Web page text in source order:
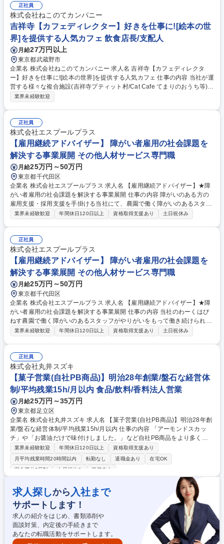
正社員
株式会社ねこのてカンパニー
吉祥寺【カフェディレクター】好きを仕事に![絵本の世
界]を提供する人気カフェ 飲食店長/支配人
月給27万円以上
東京都武蔵野市
企業名 株式会社ねこのてカンパニー 求人名 吉祥寺【カフェディレクタ
ー】好きを仕事に![絵本の世界]を提供する人気カフェ 仕事の内容 当社が運
営する様々な複合施設(吉祥寺プティット村/Cat Cafe てまりのおうち等)に
て、店舗運営業務や、売上向上に向けた施策の立案・実行、業務改善、社
向けた活躍を期待しています。 【変更範囲】変更なし 【当社】猫カフェ
「てまりのおうち」、複合テーマパーク『吉祥寺プティット村』など世界
観溢れるサービスを展開。絵本の世界の裏側は決して楽しいことだけでは
ありませんが、社員一同でお客様第一のサービスを追求しています。 募集
職種 吉祥寺【カフェディレクター】好きを仕事に![絵本の世界]を提供する
人気カフェ
業界未経験歓迎
正社員
株式会社エスプールプラス
【雇用継続アドバイザー】 障がい者雇用の社会課題を
解決する事業展開 その他人材サービス専門職
月給25万円～50万円
東京都千代田区
企業名 株式会社エスプールプラス 求人名 【雇用継続アドバイザー】★障
がい者雇用の社会課題を解決する事業展開 仕事の内容 障がいのある方の
雇用支援・採用支援を手掛ける当社にて、農園で働く障がいのあるスタッ
フが、やりがいをもって働き続けられるよう、参画企業と連携し、雇用継
フの相談対応やサポート■クライアント企業への状況報告や課題改善のサ
ポート （変更の範囲:当社業務全般） 募集職種 【雇用継続アドバイザー】
★障がい者雇用の社会課題を解決する事業展開
業界未経験歓迎 年間休日120日以上 資格取得支援あり 土日祝休み
正社員
株式会社エスプールプラス
【雇用継続アドバイザー】 障がい者雇用の社会課題を
解決する事業展開 その他人材サービス専門職
月給25万円～50万円
東京都千代田区
企業名 株式会社エスプールプラス 求人名 【雇用継続アドバイザー】★障
がい者雇用の社会課題を解決する事業展開 仕事の内容 当社のわーくはぴ
ねす農園で働く障がいのあるスタッフがやりがいをもって働き続けられる
よう、参画企業と連携し、雇用継続のサポートを行うポジションです。
企業への状況報告や課題改善のサポート （変更の範囲:当社業務全般） 募
集職種 【雇用継続アドバイザー】★障がい者雇用の社会課題を解決する事
業展開
業界未経験歓迎 年間休日120日以上 資格取得支援あり 土日祝休み
正社員
株式会社丸井スズキ
【菓子営業(自社PB商品)】明治28年創業/盤石な経営体
制/平均残業15h/月以内 食品/飲料/香料法人営業
月給25万円～35万円
東京都足立区
企業名 株式会社丸井スズキ 求人名 【菓子営業(自社PB商品)】明治28年創
業/盤石な経営体制/平均残業15h/月以内 仕事の内容 「アーモンドスカッ
チ」や「お醤油だけで味付けしました。」など自社PB商品をより多くの
方に届けて頂く為の営業活動をお任せします。その他、商社営業として従
来の他社商品の営業活動も行って頂きます。 【具体的には】■PB商品営
業：現在、PB商品の展開に力を入れており、当社商品を広げる為の営業
ルスがメインですが、これまでお菓子を扱っていなかった店舗にも注力し
ています。（道の駅/ファンシーショップ/カタログギフトなど） 募集職種
【菓子営業(自社PB商品)】明治28年創業/盤石な経営体制/平均残業15h/月
以内
業界未経験歓迎 年間休日120日以上
資格取得支援あり
月平均残業時間20時間以内
転勤なし 退職金あり
在宅OK
完全週休2日制
土日祝休み 服装自由
求人探しから 入社まで
サポートします！
求人の紹介をはじめ、書類添削や
面談対策、内定後の手続きまで
あなたの転職活動をサポートします。